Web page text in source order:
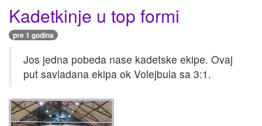
Kadetkinje u top formi
pre 1 godina
Jos jedna pobeda nase kadetske ekipe. Ovaj
put savladana ekipa ok Volejbula sa 3:1.